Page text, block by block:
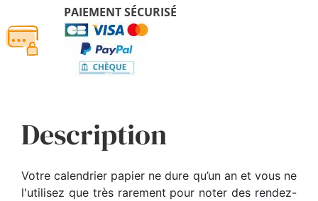
PAIEMENT SÉCURISÉ
Description
Votre calendrier papier ne dure qu’un an et vous ne
l'utilisez que très rarement pour noter des rendez-